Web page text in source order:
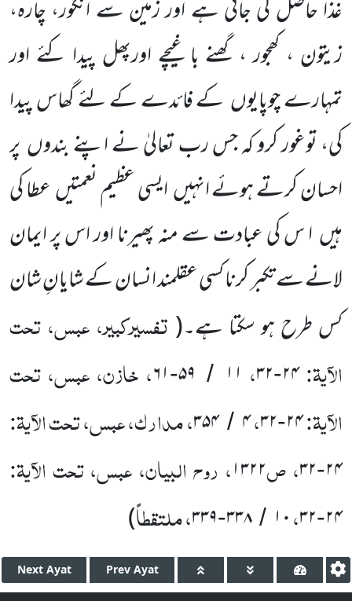
غذا حاصل کی جاتی ہے اورزمین سے انگور، چارہ،
زیتون ، کھجور ، گھنے باغیچے اورپھل پیدا کئے اور
تمہارے چوپایوں کے فائدے کے لئے گھاس پیدا
کی، توغور کرو کہ جس رب تعالیٰ نے اپنے بندوںپر
احسان کرتے ہوئے انہیںایسی عظیم نعمتیںعطا کی
ہیںا س کی عبادت سے منہ پھیرنا اور اس پر ایمان
لانے سے تکبر کرنا کسی عقلمند انسان کے شایانِ شان
کس طرح ہو سکتا ہے۔(تفسیرکبیر، عبس، تحت
الآیۃ:۲۴-۳۲، ۱۱ / ۵۹-۶۱، خازن، عبس، تحت
الآیۃ:۲۴-۳۲،۴ /۳۵۴، مدارک، عبس، تحت الآیۃ:
۲۴-۳۲، ص۱۳۲۲، روح البیان، عبس، تحت الآیۃ:
۲۴-۳۲،۱۰ / ۳۳۸-۳۳۹، ملتقطاً)
Next Ayat Prev Ayat